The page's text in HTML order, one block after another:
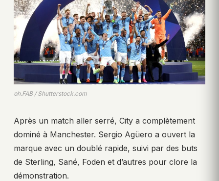
ph.FAB / Shutterstock.com
Après un match aller serré, City a complètement
dominé à Manchester. Sergio Agüero a ouvert la
marque avec un doublé rapide, suivi par des buts
de Sterling, Sané, Foden et d’autres pour clore la
démonstration.